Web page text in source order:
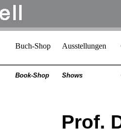
Buch-Shop Ausstellungen
Book-Shop Shows
Prof.